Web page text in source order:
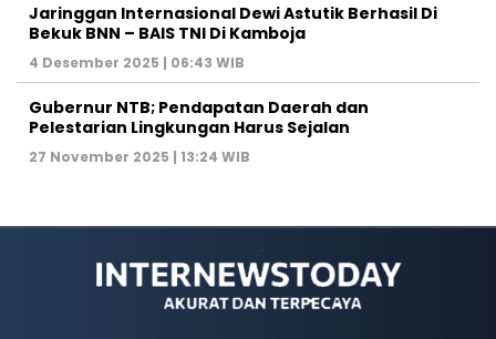
Jaringgan Internasional Dewi Astutik Berhasil Di
Bekuk BNN – BAIS TNI Di Kamboja
4 Desember 2025 | 06:43 WIB
Gubernur NTB; Pendapatan Daerah dan
Pelestarian Lingkungan Harus Sejalan
27 November 2025 | 13:24 WIB